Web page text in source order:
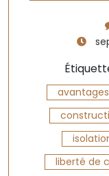
avantages
liberté de